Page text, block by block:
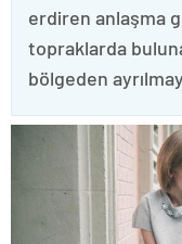
erdiren anlaşma
topraklarda
bölgeden